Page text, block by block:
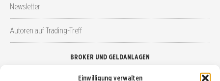
Einwilligung verwalten
Newsletter
Autoren auf Trading-Treff
BROKER UND GELDANLAGEN